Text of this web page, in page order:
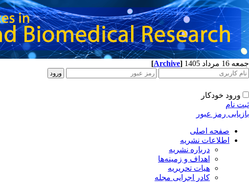
جمعه 16 مرداد 1405 [Archive]
ورود خودکار
ثبت نام
بازیابی رمز عبور
صفحه اصلی
اطلاعات نشریه
درباره نشریه
اهداف و زمینه‌ها
هیات تحریریه
کادر اجرایی مجله